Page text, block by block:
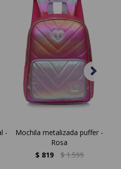
-
Mochila metalizada puffer -
Rosa
$ 819 $ 1.599